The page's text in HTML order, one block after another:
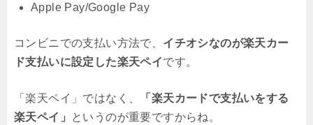
Apple Pay/Google Pay
コンビニでの支払い方法で、 イチオシなのが楽天カー
ド支払いに設定した楽天ペイです。
「楽天ペイ」ではなく、
「楽天カードで支払いをする
楽天ペイ」
というのが重要ですからね。